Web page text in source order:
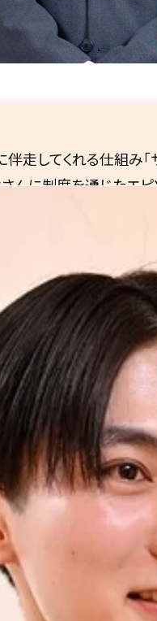
走してくれる仕組み
んに制度を通じたエ